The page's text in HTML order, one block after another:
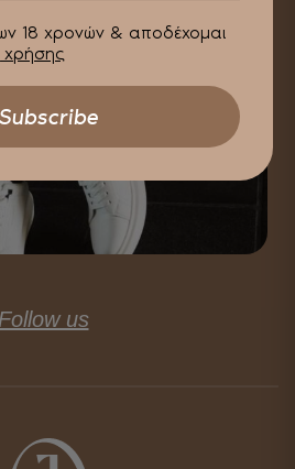
Follow us
18 χρονών & αποδέχομαι